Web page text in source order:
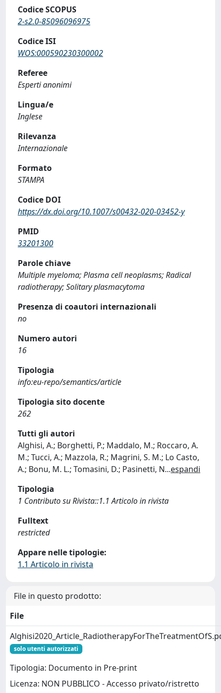
Codice SCOPUS
2-s2.0-85096096975
Codice ISI
WOS:000590230300002
Referee
Esperti anonimi
Lingua/e
Inglese
Rilevanza
Internazionale
Formato
STAMPA
Codice DOI
https://dx.doi.org/10.1007/s00432-020-03452-y
PMID
33201300
Parole chiave
Multiple myeloma; Plasma cell neoplasms; Radical
radiotherapy; Solitary plasmacytoma
Presenza di coautori internazionali
no
Numero autori
16
Tipologia
info:eu-repo/semantics/article
Tipologia sito docente
262
Tutti gli autori
Alghisi, A.; Borghetti, P.; Maddalo, M.; Roccaro, A.
M.; Tucci, A.; Mazzola, R.; Magrini, S. M.; Lo Casto,
A.; Bonu, M. L.; Tomasini, D.; Pasinetti, N...espandi
Tipologia
1 Contributo su Rivista::1.1 Articolo in rivista
Fulltext
restricted
Appare nelle tipologie:
1.1 Articolo in rivista
File in questo prodotto:
File
solo utenti autorizzati
Tipologia: Documento in Pre-print
Licenza: NON PUBBLICO - Accesso privato/ristretto